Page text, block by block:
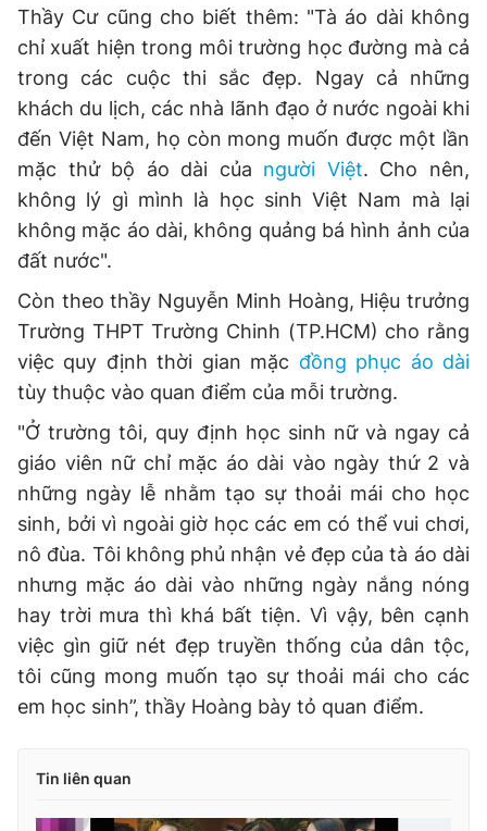
Thầy Cư cũng cho biết thêm: "Tà áo dài không
chỉ xuất hiện trong môi trường học đường mà cả
trong các cuộc thi sắc đẹp. Ngay cả những
khách du lịch, các nhà lãnh đạo ở nước ngoài khi
đến Việt Nam, họ còn mong muốn được một lần
mặc thử bộ áo dài của người Việt. Cho nên,
không lý gì mình là học sinh Việt Nam mà lại
không mặc áo dài, không quảng bá hình ảnh của
đất nước".
Còn theo thầy Nguyễn Minh Hoàng, Hiệu trưởng
Trường THPT Trường Chinh (TP.HCM) cho rằng
việc quy định thời gian mặc đồng phục áo dài
tùy thuộc vào quan điểm của mỗi trường.
"Ở trường tôi, quy định học sinh nữ và ngay cả
giáo viên nữ chỉ mặc áo dài vào ngày thứ 2 và
những ngày lễ nhằm tạo sự thoải mái cho học
sinh, bởi vì ngoài giờ học các em có thể vui chơi,
nô đùa. Tôi không phủ nhận vẻ đẹp của tà áo dài
nhưng mặc áo dài vào những ngày nắng nóng
hay trời mưa thì khá bất tiện. Vì vậy, bên cạnh
việc gìn giữ nét đẹp truyền thống của dân tộc,
tôi cũng mong muốn tạo sự thoải mái cho các
em học sinh”, thầy Hoàng bày tỏ quan điểm.
Tin liên quan